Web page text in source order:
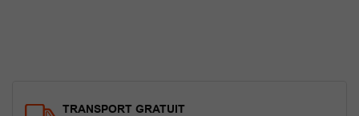
TRANSPORT GRATUIT